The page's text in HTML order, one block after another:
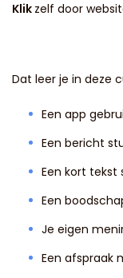
Klik zelf door
Dat leer je in deze
Een app
Een bericht
Een kort tekst
Een
Je eigen
Een afspraak